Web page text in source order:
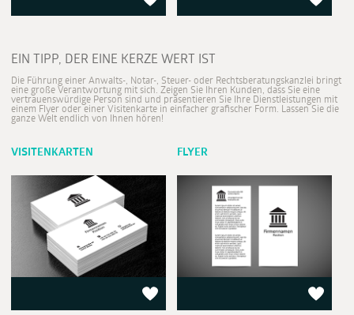
EIN TIPP, DER EINE KERZE WERT IST
Die Führung einer Anwalts-, Notar-, Steuer- oder Rechtsberatungskanzlei bringt
eine große Verantwortung mit sich. Zeigen Sie Ihren Kunden, dass Sie eine
vertrauenswürdige Person sind und präsentieren Sie Ihre Dienstleistungen mit
einem Flyer oder einer Visitenkarte in einfacher grafischer Form. Lassen Sie die
ganze Welt endlich von Ihnen hören!
VISITENKARTEN FLYER